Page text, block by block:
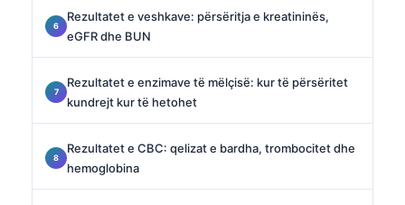
Rezultatet e veshkave: përsëritja e kreatininës,
eGFR dhe BUN
Rezultatet e enzimave të mëlçisë: kur të përsëritet
kundrejt kur të hetohet
Rezultatet e CBC: qelizat e bardha, trombocitet dhe
hemoglobina